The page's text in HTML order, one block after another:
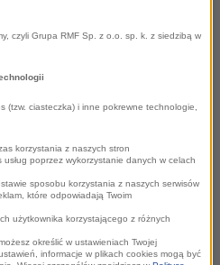
w soboty, 19:00 –
TikToków i buszowanie po
zadba o to, żeby słuchacze
poniedziałku do piątku, 5:30
czyli Grupa RMF Sp. z o.o. sp. k. z siedzibą w
(tzw. ciasteczka) i inne pokrewne technologie,
korzystania z naszych stron
poprzez wykorzystanie danych w celach
sposobu korzystania z naszych serwisów
które odpowiadają Twoim
użytkownika korzystającego z różnych
określić w ustawieniach Twojej
informacje w plikach cookies mogą być